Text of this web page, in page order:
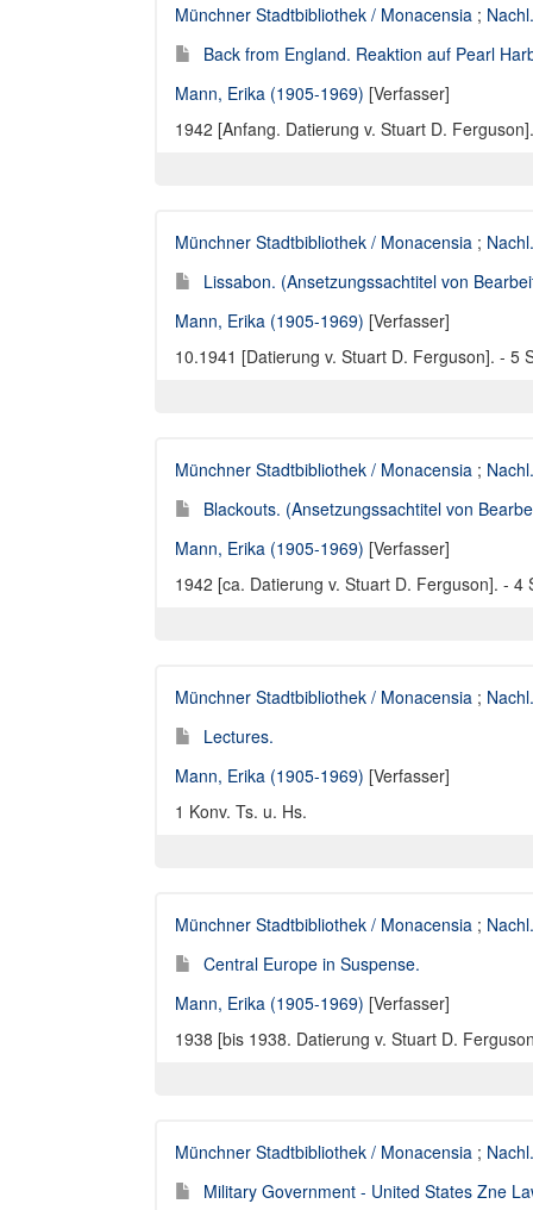
Münchner Stadtbibliothek / Monacensia ;
Back from England. Reaktion auf Pearl
Mann, Erika (1905-1969) [Verfasser]
1942 [Anfang. Datierung v. Stuart D.
Münchner Stadtbibliothek / Monacensia ;
Lissabon. (Ansetzungssachtitel von
Mann, Erika (1905-1969) [Verfasser]
10.1941 [Datierung v. Stuart D. Ferguson]. - 5
Münchner Stadtbibliothek / Monacensia ;
Blackouts. (Ansetzungssachtitel von
Mann, Erika (1905-1969) [Verfasser]
1942 [ca. Datierung v. Stuart D. Ferguson]. - 4
Münchner Stadtbibliothek / Monacensia ;
Lectures.
Mann, Erika (1905-1969) [Verfasser]
1 Konv. Ts. u. Hs.
Münchner Stadtbibliothek / Monacensia ;
Central Europe in Suspense.
Mann, Erika (1905-1969) [Verfasser]
1938 [bis 1938. Datierung v. Stuart D.
Münchner Stadtbibliothek / Monacensia ;
Military Government - United States Zne